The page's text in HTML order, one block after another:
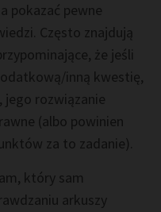
pokazać pewne
Często znajdują
że jeśli
inną kwestię,
rozwiązanie
(albo powinien
za to zadanie).
który sam
arkuszy